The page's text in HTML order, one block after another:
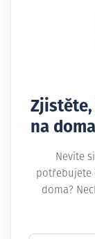
na
Nevíte
potřebujete
doma?